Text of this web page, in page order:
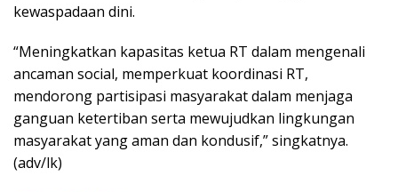
kewaspadaan dini.
“Meningkatkan kapasitas ketua RT dalam mengenali
ancaman social, memperkuat koordinasi RT,
mendorong partisipasi masyarakat dalam menjaga
ganguan ketertiban serta mewujudkan lingkungan
masyarakat yang aman dan kondusif,” singkatnya.
(adv/lk)